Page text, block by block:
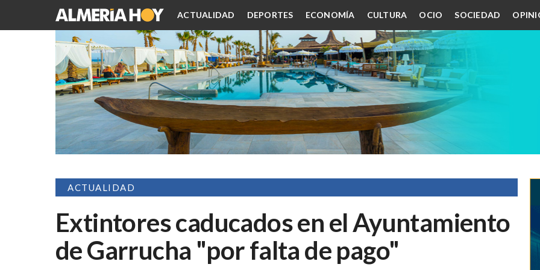
ACTUALIDAD DEPORTES ECONOMÍA CULTURA OCIO SOCIEDAD
ACTUALIDAD
Extintores caducados en el Ayuntamiento
de Garrucha "por falta de pago"